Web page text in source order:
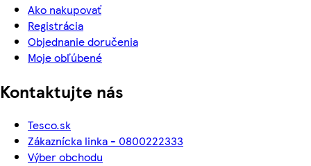
Ako nakupovať
Registrácia
Objednanie doručenia
Moje obľúbené
Kontaktujte nás
Tesco.sk
Zákaznícka linka - 0800222333
Výber obchodu